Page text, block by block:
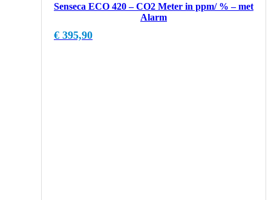
Senseca ECO 420 – CO2 Meter in ppm/ % – met
Alarm
€ 395,90